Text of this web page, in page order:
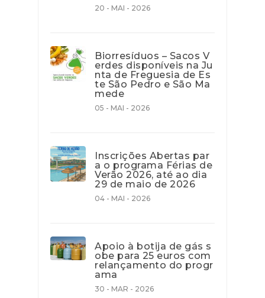
20 - MAI - 2026
Biorresíduos – Sacos V
erdes disponíveis na Ju
nta de Freguesia de Es
te São Pedro e São Ma
mede
05 - MAI - 2026
Inscrições Abertas par
a o programa Férias de
Verão 2026, até ao dia
29 de maio de 2026
04 - MAI - 2026
Apoio à botija de gás s
obe para 25 euros com
relançamento do progr
ama
30 - MAR - 2026